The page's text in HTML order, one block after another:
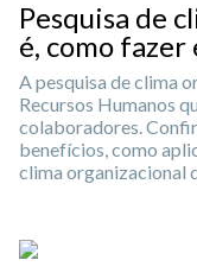
Pesquisa de
é, como
A pesquisa de clima
Recursos Humanos
colaboradores.
benefícios, como
clima organizacional